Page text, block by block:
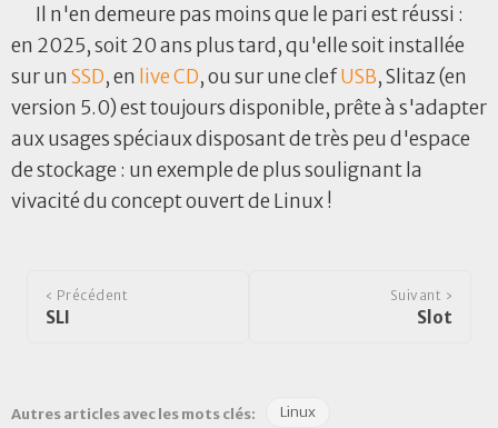
Il n'en demeure pas moins que le pari est réussi :
en 2025, soit 20 ans plus tard, qu'elle soit installée
sur un SSD, en live CD, ou sur une clefUSB, Slitaz (en
version 5.0) est toujours disponible, prête à s'adapter
aux usages spéciaux disposant de très peu d'espace
de stockage : un exemple de plus soulignant la
vivacité du concept ouvert de Linux !
‹ Précédent
SLI
Suivant ›
Slot
Autres articles avec les mots clés: Linux